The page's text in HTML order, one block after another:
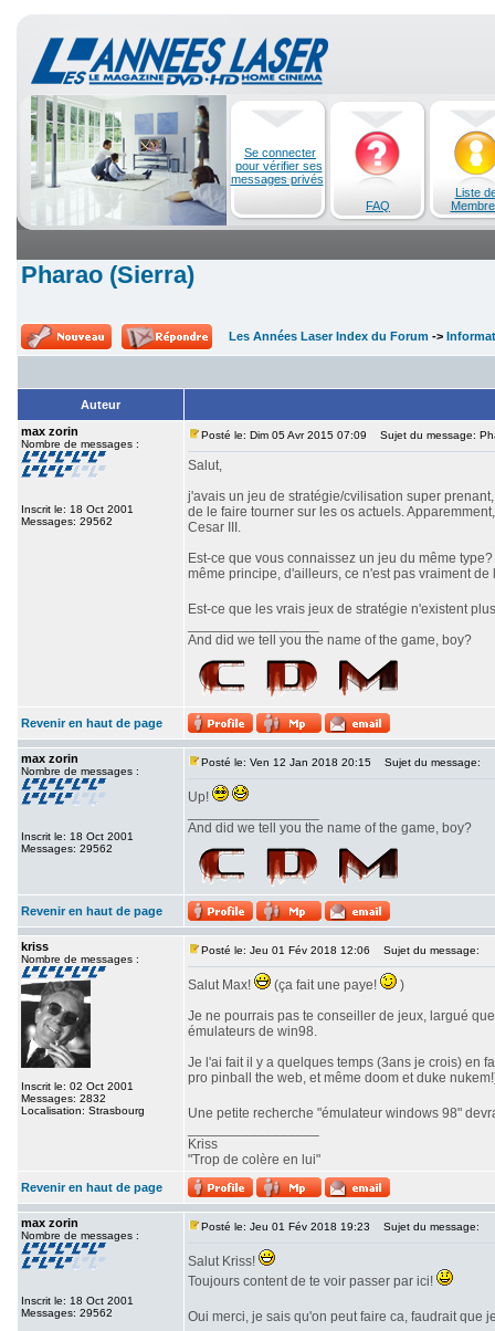
Se connecter
pour vérifier ses
messages privés
FAQ
Liste
Pharao (Sierra)
Les Années Laser Index du Forum ->
Auteur
max zorin
Nombre de messages :
Inscrit le: 18 Oct 2001
Messages: 29562
Posté le: Dim 05 Avr 2015 07:09 Sujet du message:
Salut,
j'avais un jeu de stratégie/cvilisation super
de le faire tourner sur les os actuels.
Cesar III.
Est-ce que vous connaissez un jeu du même
même principe, d'ailleurs, ce n'est pas vraiment
Est-ce que les vrais jeux de stratégie n'existent
And did we tell you the name of the game, boy?
Revenir en haut de page
max zorin
Nombre de messages :
Inscrit le: 18 Oct 2001
Messages: 29562
Posté le: Ven 12 Jan 2018 20:15 Sujet du message:
Up!
And did we tell you the name of the game, boy?
Revenir en haut de page
kriss
Nombre de messages :
Inscrit le: 02 Oct 2001
Messages: 2832
Localisation: Strasbourg
Posté le: Jeu 01 Fév 2018 12:06 Sujet du message:
Salut Max! (ça fait une paye!
)
Je ne pourrais pas te conseiller de jeux, largué
émulateurs de win98.
Je l'ai fait il y a quelques temps (3ans je crois) en
pro pinball the web, et même doom et duke
Une petite recherche "émulateur windows 98"
Kriss
"Trop de colère en lui"
Revenir en haut de page
max zorin
Nombre de messages :
Inscrit le: 18 Oct 2001
Messages: 29562
Posté le: Jeu 01 Fév 2018 19:23 Sujet du message:
Salut Kriss!
Toujours content de te voir passer par ici!
Oui merci, je sais qu'on peut faire ca, faudrait